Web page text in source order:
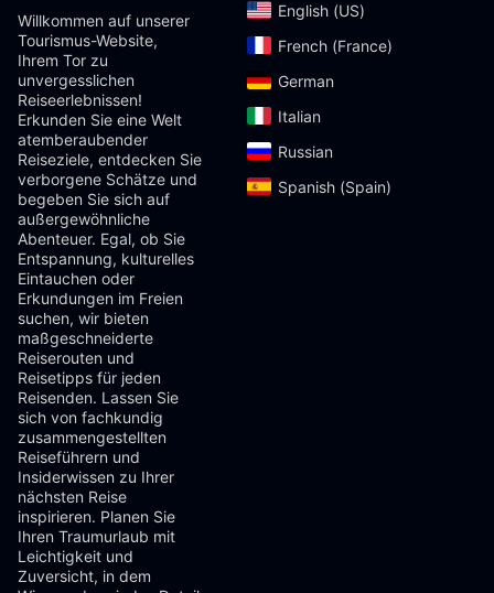
Willkommen auf unserer
Tourismus-Website,
Ihrem Tor zu
unvergesslichen
Reiseerlebnissen!
Erkunden Sie eine Welt
atemberaubender
Reiseziele, entdecken Sie
verborgene Schätze und
begeben Sie sich auf
außergewöhnliche
Abenteuer. Egal, ob Sie
Entspannung, kulturelles
Eintauchen oder
Erkundungen im Freien
suchen, wir bieten
maßgeschneiderte
Reiserouten und
Reisetipps für jeden
Reisenden. Lassen Sie
sich von fachkundig
zusammengestellten
Reiseführern und
Insiderwissen zu Ihrer
nächsten Reise
inspirieren. Planen Sie
Ihren Traumurlaub mit
Leichtigkeit und
Zuversicht, in dem
English (US)‎
French (France)‎
German‎
Italian‎
Russian‎
Spanish (Spain)‎